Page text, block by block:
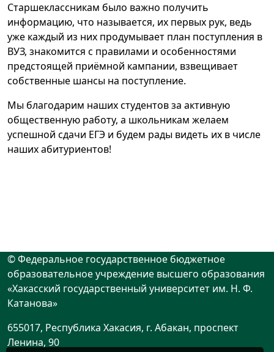
Старшеклассникам было важно получить
информацию, что называется, их первых рук, ведь
уже каждый из них продумывает план поступления в
ВУЗ, знакомится с правилами и особенностями
предстоящей приёмной кампании, взвещивает
собственные шансы на поступление.
Мы благодарим наших студентов за активную
общественную работу, а школьникам желаем
успешной сдачи ЕГЭ и будем рады видеть их в числе
наших абитуриентов!
© Федеральное государственное бюджетное
образовательное учреждение высшего образования
«Хакасский государственный университет им. Н. Ф.
Катанова»
655017, Республика Хакасия, г. Абакан, проспект
Ленина, 90